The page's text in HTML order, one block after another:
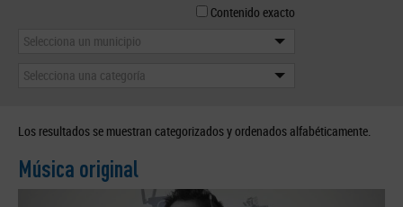
Contenido exacto
Selecciona un municipio
Selecciona una categoría
Los resultados se muestran categorizados y ordenados alfabéticamente.
Música original